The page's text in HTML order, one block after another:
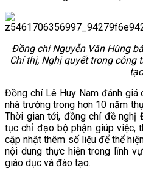
Đồng chí Nguyễn Văn Hùng
Chỉ thị, Nghị quyết trong
tạo
Đồng chí Lê Huy Nam đánh
nhà trường trong hơn 10 năm
Thời gian tới, đồng chí đề nghị
tục chỉ đạo bộ phận giúp việc,
cập nhật thêm số liệu để thể
nội dung thực hiện trong lĩnh
giáo dục và đào tạo.